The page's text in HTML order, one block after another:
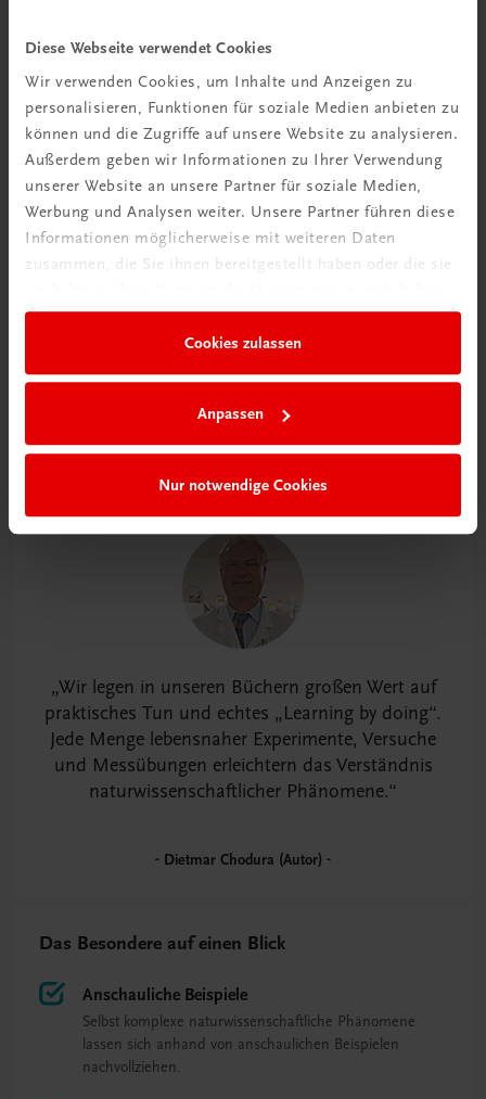
Diese Webseite verwendet Cookies
Wir verwenden Cookies, um Inhalte und Anzeigen zu
personalisieren, Funktionen für soziale Medien anbieten zu
können und die Zugriffe auf unsere Website zu analysieren.
Außerdem geben wir Informationen zu Ihrer Verwendung
unserer Website an unsere Partner für soziale Medien,
Werbung und Analysen weiter. Unsere Partner führen diese
Informationen möglicherweise mit weiteren Daten
zusammen, die Sie ihnen bereitgestellt haben oder die sie
Cookies zulassen
Anpassen
Nur notwendige Cookies
Interaktive
Übungen
Wir legen in unseren Büchern großen Wert auf
praktisches Tun und echtes „Learning by doing“.
Jede Menge lebensnaher Experimente, Versuche
und Messübungen erleichtern das Verständnis
naturwissenschaftlicher Phänomene.
Dietmar Chodura (Autor)
Das Besondere auf einen Blick
Anschauliche Beispiele
Selbst komplexe naturwissenschaftliche Phänomene
lassen sich anhand von anschaulichen Beispielen
nachvollziehen.